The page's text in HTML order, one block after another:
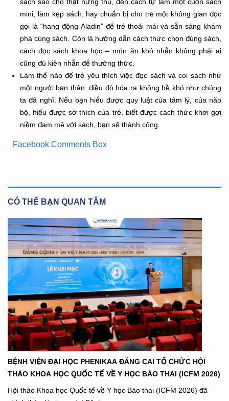
mini, làm kẹp sách, hay chuẩn bị cho trẻ một không gian đọc
gọi là “hang động Aladin” để trẻ thoải mái và sẵn sàng khám
phá cùng sách. Còn là hướng dẫn cách thức chọn đúng sách,
cách đọc sách khoa học – món ăn khó nhằn không phải ai
cũng đủ kiên nhẫn để thưởng thức.
Làm thế nào để trẻ yêu thích việc đọc sách và coi sách như
một người bạn thân, điều đó hóa ra không hề khó như chúng
ta đã nghĩ. Nếu bạn hiểu được quy luật của tâm lý, của não
bộ, hiểu được sở thích của trẻ, biết được cách thức khơi gợi
niềm đam mê với sách, bạn sẽ thành công.
Facebook Comments Box
CÓ THỂ BẠN QUAN TÂM
BỆNH VIỆN ĐẠI HỌC PHENIKAA ĐĂNG CAI TỔ CHỨC HỘI
THẢO KHOA HỌC QUỐC TẾ VỀ Y HỌC BÀO THAI (ICFM 2026)
Hội thảo Khoa học Quốc tế về Y học Bào thai (ICFM 2026) đã